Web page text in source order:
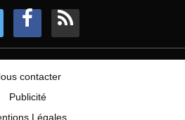
contacter
Publicité
Légales